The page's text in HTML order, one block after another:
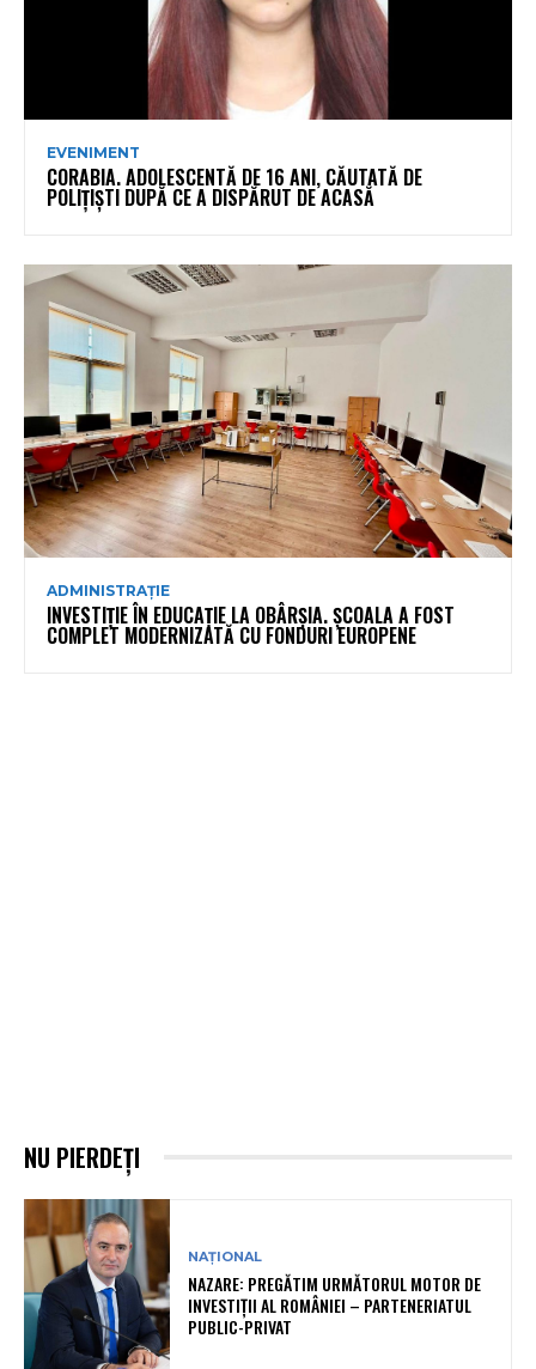
EVENIMENT
CORABIA. ADOLESCENTĂ DE 16 ANI, CĂUTATĂ DE
POLIȚIȘTI DUPĂ CE A DISPĂRUT DE ACASĂ
ADMINISTRAȚIE
INVESTIȚIE ÎN EDUCAȚIE LA OBÂRȘIA. ȘCOALA A FOST
COMPLET MODERNIZATĂ CU FONDURI EUROPENE
NU PIERDEȚI
NAȚIONAL
NAZARE: PREGĂTIM URMĂTORUL MOTOR DE
INVESTIȚII AL ROMÂNIEI – PARTENERIATUL
PUBLIC-PRIVAT